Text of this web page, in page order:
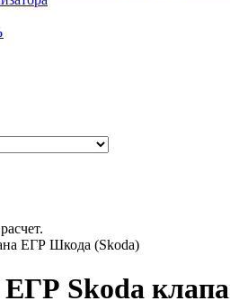
ЕГР Шкода (Skoda)
Skoda